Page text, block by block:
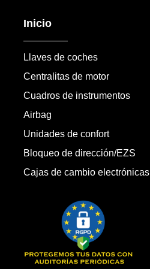
Inicio
Llaves de coches
Centralitas de motor
Cuadros de instrumentos
Airbag
Unidades de confort
Bloqueo de dirección/EZS
Cajas de cambio electrónicas